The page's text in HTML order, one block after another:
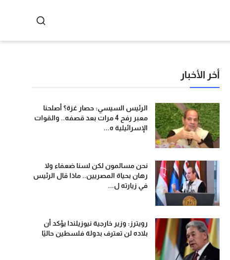
أخر الأخبار
الرئيس السيسي: حصار غزة؟ أصلحنا
معبر رفح 4 مرات بعد قصفه.. والقوات
الإسرائيلية ه...
نحن مسالمون لكن لسنا ضعفاء ولا
رهان بحياة المصريين.. ماذا قال الرئيس
في زيارته ل...
رويترز: وزير خارجية نيوزيلندا يؤكد أن
بلاده لن تعترف بدولة فلسطين حاليًا